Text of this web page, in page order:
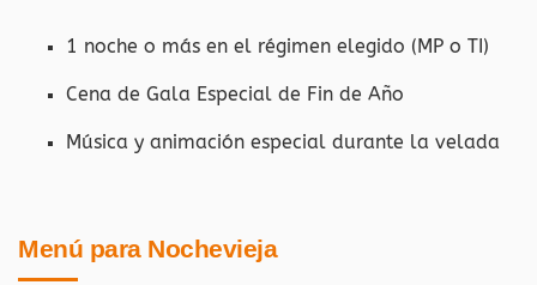
1 noche o más en el régimen elegido (MP o TI)
Cena de Gala Especial de Fin de Año
Música y animación especial durante la velada
Menú para Nochevieja